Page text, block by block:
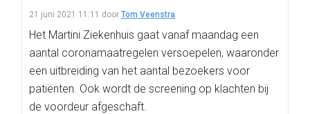
21 juni 2021 11:11 door Tom Veenstra
Het Martini Ziekenhuis gaat vanaf maandag een
aantal coronamaatregelen versoepelen, waaronder
een uitbreiding van het aantal bezoekers voor
patiënten. Ook wordt de screening op klachten bij
de voordeur afgeschaft.